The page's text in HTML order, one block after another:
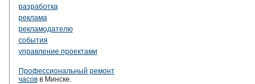
разработка
реклама
рекламодателю
события
управление проектами
Профессиональный ремонт
часовв Минске.